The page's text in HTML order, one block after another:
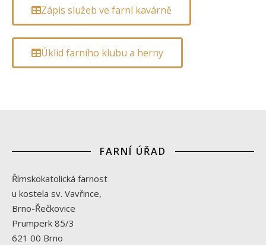
Zápis služeb ve farní kavárně
Úklid farního klubu a herny
FARNÍ ÚŘAD
Římskokatolická farnost
u kostela sv. Vavřince,
Brno-Řečkovice
Prumperk 85/3
621 00 Brno